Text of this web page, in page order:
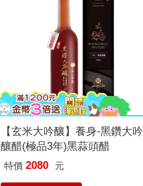
【玄米大吟釀】養身-黑鑽大吟
釀醋(極品3年)黑蒜頭醋
特價 2080 元